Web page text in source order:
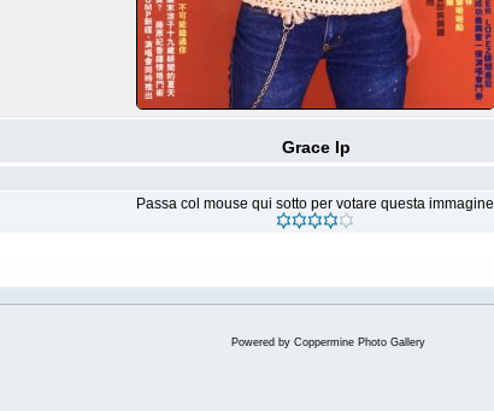
Grace Ip
Passa col mouse qui sotto per votare questa immagine
Powered by Coppermine Photo Gallery